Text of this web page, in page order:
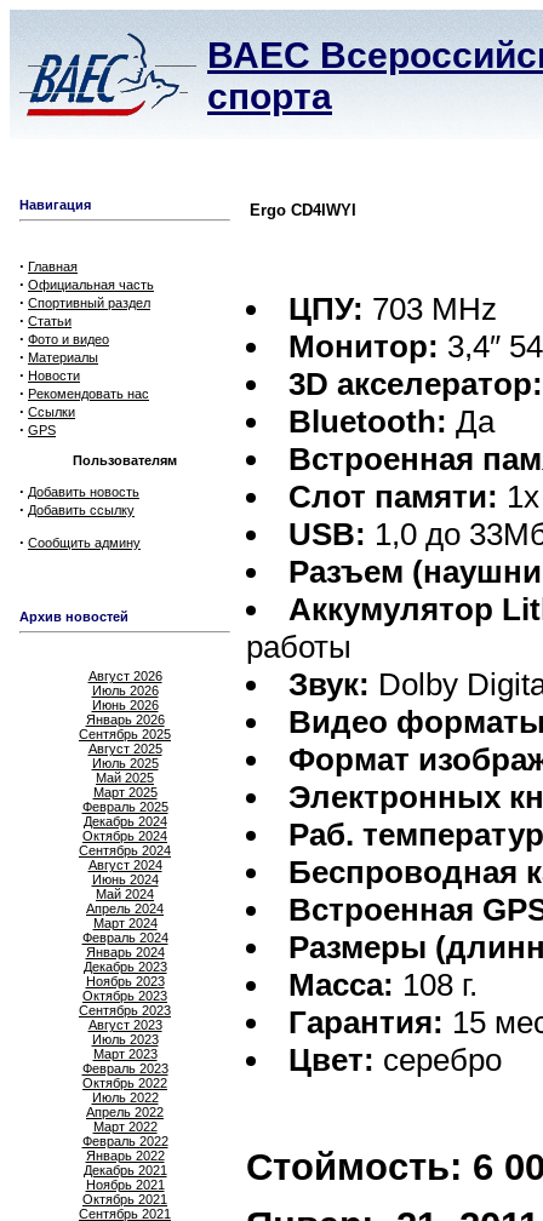
ВАЕС
спорта
Навигация
· Главная
· Официальная часть
· Спортивный раздел
· Статьи
· Фото и видео
· Материалы
· Новости
· Рекомендовать нас
· Ссылки
· GPS
Пользователям
· Добавить новость
· Добавить ссылку
· Сообщить админу
Архив новостей
Август 2026
Июль 2026
Июнь 2026
Январь 2026
Сентябрь 2025
Август 2025
Июль 2025
Май 2025
Март 2025
Февраль 2025
Декабрь 2024
Октябрь 2024
Сентябрь 2024
Август 2024
Июнь 2024
Май 2024
Апрель 2024
Март 2024
Февраль 2024
Январь 2024
Декабрь 2023
Ноябрь 2023
Октябрь 2023
Сентябрь 2023
Август 2023
Июль 2023
Март 2023
Февраль 2023
Октябрь 2022
Июль 2022
Апрель 2022
Март 2022
Февраль 2022
Январь 2022
Декабрь 2021
Ноябрь 2021
Октябрь 2021
Сентябрь 2021
Ergo CD4IWYI
ЦПУ: 703 MHz
Монитор: 3,4″
3D акселератор:
Bluetooth: Да
Встроенная
Слот памяти:
USB: 1,0 до
Разъем
Аккумулятор
работы
Звук: Dolby
Видео
Формат
Электронных
Раб.
Беспроводная
Встроенная
Размеры
Масса: 108 г.
Гарантия: 15
Цвет: серебро
Стоймость: 6